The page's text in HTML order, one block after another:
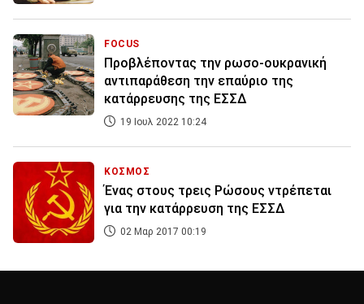
FOCUS
Προβλέποντας την ρωσο-ουκρανική
αντιπαράθεση την επαύριο της
κατάρρευσης της ΕΣΣΔ
19 Ιουλ 2022 10:24
ΚΟΣΜΟΣ
Ένας στους τρεις Ρώσους ντρέπεται
για την κατάρρευση της ΕΣΣΔ
02 Μαρ 2017 00:19